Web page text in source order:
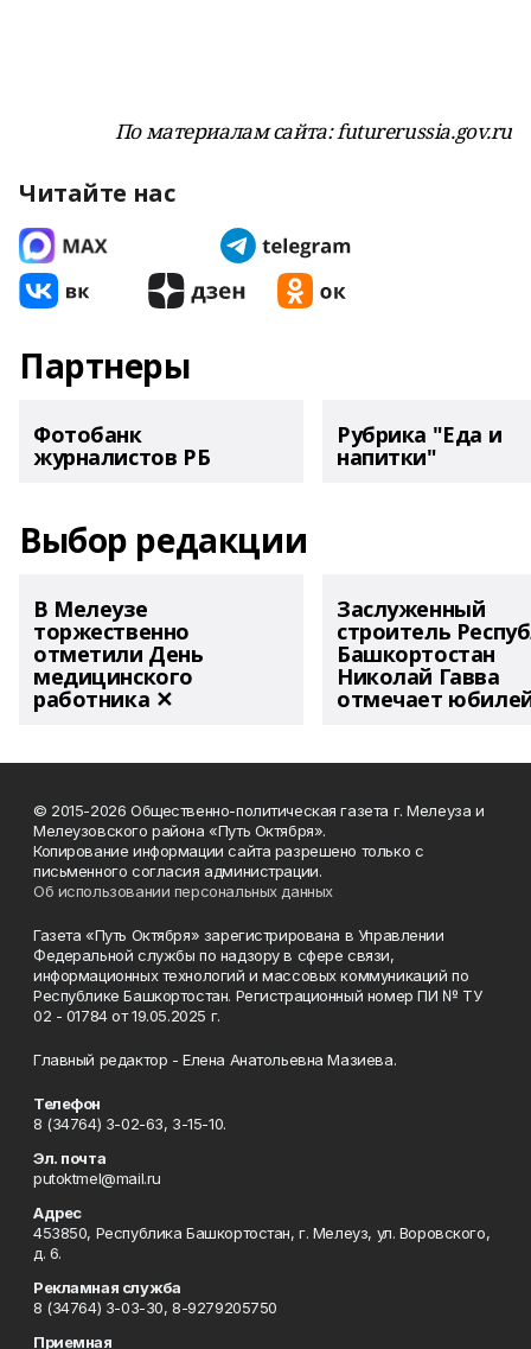
По материалам сайта: futurerussia.gov.ru
Читайте нас
Партнеры
Фотобанк
журналистов РБ
Рубрика "Еда и
напитки"
Выбор редакции
В Мелеузе
торжественно
отметили День
медицинского
работника ✕
Заслуженный
строитель
Башкортостан
Николай Гавва
отмечает
© 2015-2026 Общественно-политическая газета г. Мелеуза и
Мелеузовского района «Путь Октября».
Копирование информации сайта разрешено только с
письменного согласия администрации.
Об использовании персональных данных
Газета «Путь Октября» зарегистрирована в Управлении
Федеральной службы по надзору в сфере связи,
информационных технологий и массовых коммуникаций по
Республике Башкортостан. Регистрационный номер ПИ № ТУ
02 - 01784 от 19.05.2025 г.
Главный редактор - Елена Анатольевна Мазиева.
Телефон
8 (34764) 3-02-63, 3-15-10.
Эл. почта
putoktmel@mail.ru
Адрес
453850, Республика Башкортостан, г. Мелеуз, ул. Воровского,
д. 6.
Рекламная служба
8 (34764) 3-03-30, 8-9279205750
Приемная